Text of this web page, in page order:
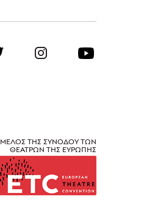
ΜΕΛΟΣ ΤΗΣ ΣΥΝΟΔΟΥ ΤΩΝ
ΘΕΑΤΡΩΝ ΤΗΣ ΕΥΡΩΠΗΣ